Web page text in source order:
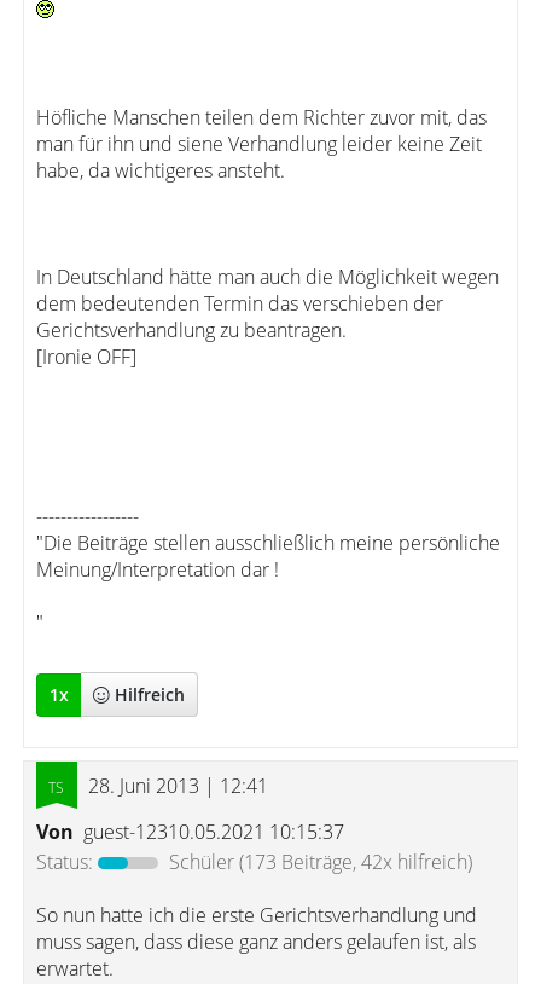
Höfliche Manschen teilen dem Richter zuvor mit, das
man für ihn und siene Verhandlung leider keine Zeit
habe, da wichtigeres ansteht.
In Deutschland hätte man auch die Möglichkeit wegen
dem bedeutenden Termin das verschieben der
Gerichtsverhandlung zu beantragen.
[Ironie OFF]
-----------------
"Die Beiträge stellen ausschließlich meine persönliche
Meinung/Interpretation dar !
"
1x Hilfreich
28. Juni 2013 | 12:41
Von guest-12310.05.2021 10:15:37
Status:
Schüler(173 Beiträge, 42x hilfreich)
So nun hatte ich die erste Gerichtsverhandlung und
muss sagen, dass diese ganz anders gelaufen ist, als
erwartet.